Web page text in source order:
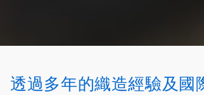
透過多年的織造經驗及國